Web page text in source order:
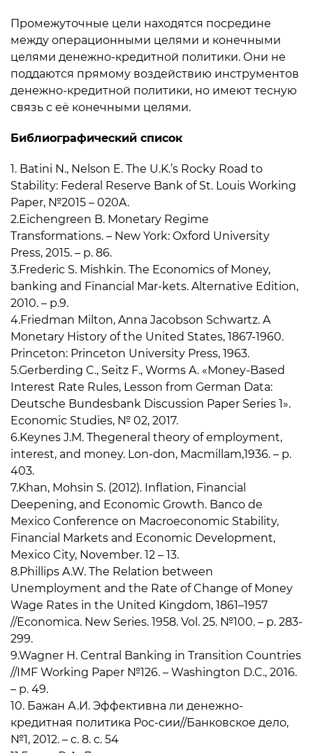
Промежуточные цели находятся посредине
между операционными целями и конечными
целями денежно-кредитной политики. Они не
поддаются прямому воздействию инструментов
денежно-кредитной политики, но имеют тесную
связь с её конечными целями.
Библиографический список
1. Batini N., Nelson E. The U.K.’s Rocky Road to
Stability: Federal Reserve Bank of St. Louis Working
Paper, №2015 – 020A.
2.Eichengreen B. Monetary Regime
Transformations. – New York: Oxford University
Press, 2015. – р. 86.
3.Frederic S. Mishkin. The Economics of Money,
banking and Financial Mar-kets. Alternative Edition,
2010. – p.9.
4.Friedman Milton, Anna Jacobson Schwartz. A
Monetary History of the United States, 1867-1960.
Princeton: Princeton University Press, 1963.
5.Gerberding C., Seitz F., Worms A. «Money-Based
Interest Rate Rules, Lesson from German Data:
Deutsche Bundesbank Discussion Paper Series 1».
Economic Studies, № 02, 2017.
6.Keynes J.M. Thegeneral theory of employment,
interest, and money. Lon-don, Macmillam,1936. – p.
403.
7.Khan, Mohsin S. (2012). Inflation, Financial
Deepening, and Economic Growth. Banco de
Mexico Conference on Macroeconomic Stability,
Financial Markets and Economic Development,
Mexico City, November. 12 – 13.
8.Phillips A.W. The Relation between
Unemployment and the Rate of Change of Money
Wage Rates in the United Kingdom, 1861–1957
//Economica. New Series. 1958. Vol. 25. №100. – p. 283-
299.
9.Wagner H. Central Banking in Transition Countries
//IMF Working Paper №126. – Washington D.C., 2016.
– р. 49.
10. Бажан А.И. Эффективна ли денежно-
кредитная политика Рос-сии//Банковское дело,
№1, 2012. – c. 8. c. 54